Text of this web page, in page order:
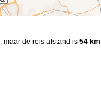
, maar de reis afstand is 54 km